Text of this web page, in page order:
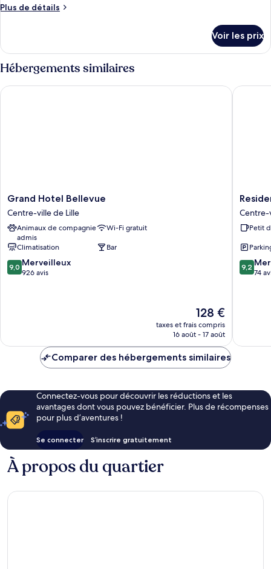
Plus de détails
Plus
le
type
de
Chambre
Voir les prix
Hébergements similaires
Grand
Hotel
Bellevue
Centre-
ville
de
Lille
Grand Hotel Bellevue
Centre-ville de Lille
Animaux de compagnie
admis
Wi-Fi gratuit
Climatisation
Bar
9.0
sur
9,0 Merveilleux
926 avis
Le
nouveau
prix
de
128 €
taxes et frais compris
16 août - 17 août
Grand Hotel Bellevue
Inn
by
Marriott
Centre-
ville
de
Centre-
Petit
9.2
sur
9,2
74
Comparer des hébergements similaires
Connectez-vous pour découvrir les réductions et les
avantages dont vous pouvez bénéficier. Plus de récompenses
pour plus d’aventures !
Se connecter S’inscrire gratuitement
À propos du quartier